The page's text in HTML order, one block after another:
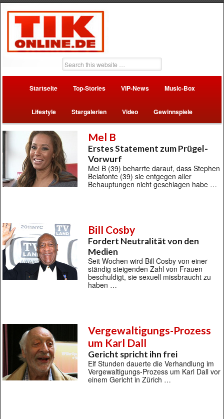
Startseite Top-Stories VIP-News Music-Box
Lifestyle Stargalerien Video Gewinnspiele
Mel B
Erstes Statement zum Prügel-
Vorwurf
Mel B (39) beharrte darauf, dass Stephen
Belafonte (39) sie entgegen aller
Behauptungen nicht geschlagen habe …
Bill Cosby
Fordert Neutralität von den
Medien
Seit Wochen wird Bill Cosby von einer
ständig steigenden Zahl von Frauen
beschuldigt, sie sexuell missbraucht zu
haben …
Vergewaltigungs-Prozess
um Karl Dall
Gericht spricht ihn frei
Elf Stunden dauerte die Verhandlung im
Vergewaltigungs-Prozess um Karl Dall vor
einem Gericht in Zürich …